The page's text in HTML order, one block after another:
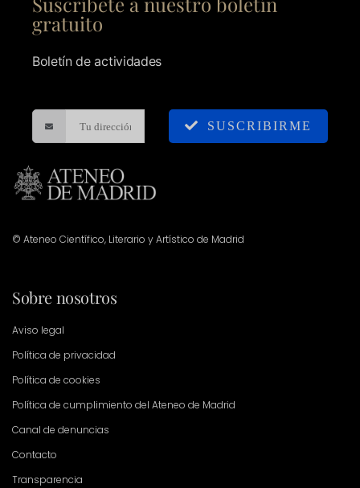
gratuito
Boletín de actividades
SUSCRIBIRME
© Ateneo Científico, Literario y Artístico de Madrid
Sobre nosotros
Aviso legal
Política de privacidad
Política de cookies
Política de cumplimiento del Ateneo de Madrid
Canal de denuncias
Contacto
Transparencia